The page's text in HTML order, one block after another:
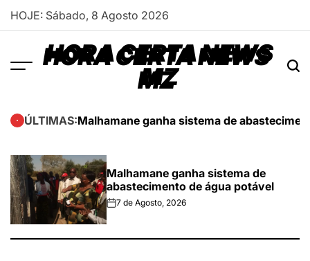
Skip
HOJE: Sábado, 8 Agosto 2026
HORA CERTA NEWS
MZ
ÚLTIMAS:Malhamane ganha sistema de
Malhamane ganha sistema de
abastecimento de água potável
on7 de Agosto, 2026